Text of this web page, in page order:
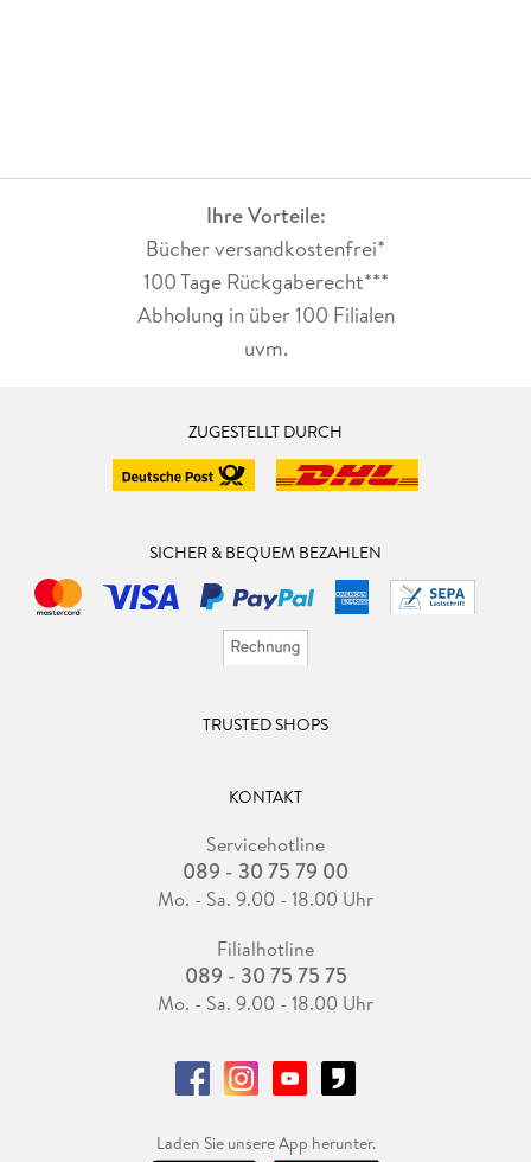
Ihre Vorteile:
Bücher versandkostenfrei*
100 Tage Rückgaberecht***
Abholung in über 100 Filialen
uvm.
ZUGESTELLT DURCH
SICHER & BEQUEM BEZAHLEN
TRUSTED SHOPS
KONTAKT
Servicehotline
089 - 30 75 79 00
Mo. - Sa. 9.00 - 18.00 Uhr
Filialhotline
089 - 30 75 75 75
Mo. - Sa. 9.00 - 18.00 Uhr
Laden Sie unsere App herunter.